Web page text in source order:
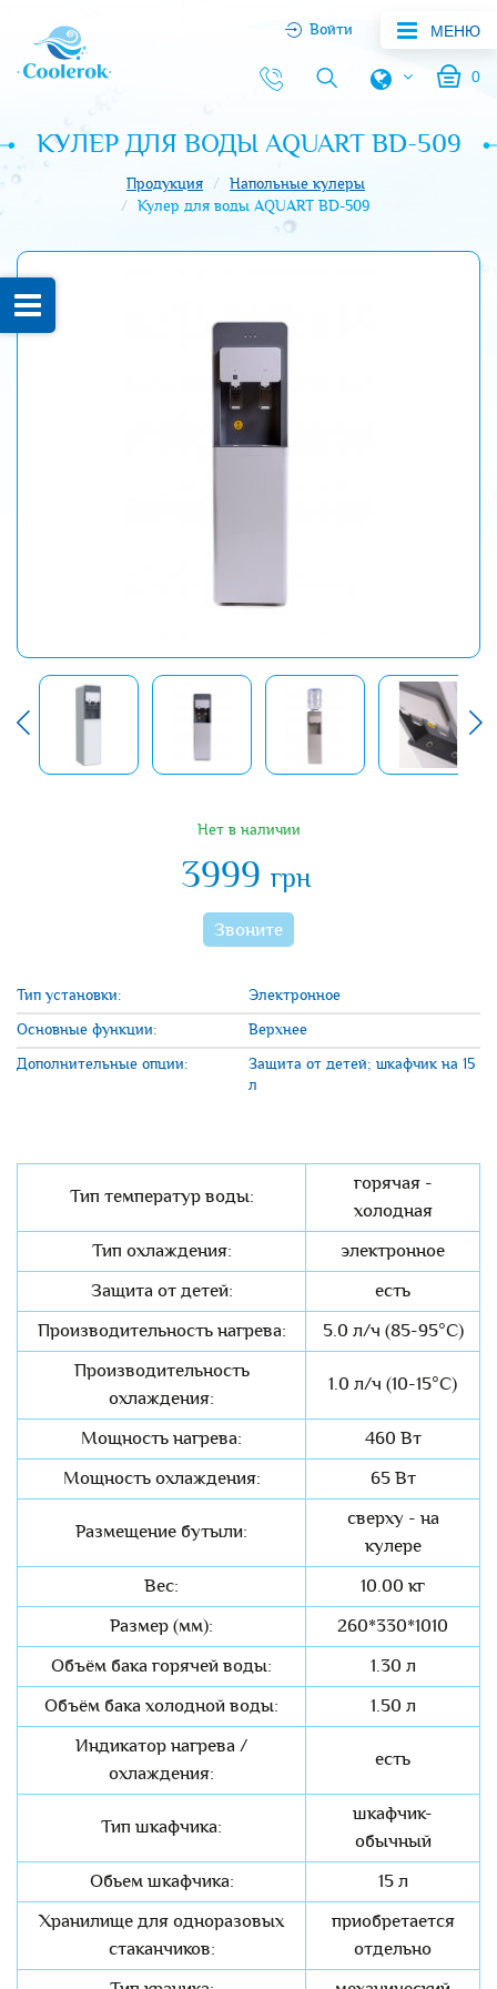
МЕНЮ
0
Войти
КУЛЕР ДЛЯ ВОДЫ AQUART BD-509
Продукция
Напольные кулеры
Кулер для воды AQUART BD-509
Нет в наличии
3999 грн
Звоните
Тип установки:
Электронное
Основные функции:
Верхнее
Дополнительные опции:
Защита от детей; шкафчик на 15
л
Тип температур воды:
горячая -
холодная
Тип охлаждения:
электронное
Защита от детей:
есть
Производительность нагрева:
5.0 л/ч (85-95°C)
Производительность
охлаждения:
1.0 л/ч (10-15°C)
Мощность нагрева:
460 Вт
Мощность охлаждения:
65 Вт
Размещение бутыли:
сверху - на
кулере
Вес:
10.00 кг
Размер (мм):
260*330*1010
Объём бака горячей воды:
1.30 л
Объём бака холодной воды:
1.50 л
Индикатор нагрева /
охлаждения:
есть
Тип шкафчика:
шкафчик-
обычный
Обьем шкафчика:
15 л
Хранилище для одноразовых
стаканчиков:
приобретается
отдельно